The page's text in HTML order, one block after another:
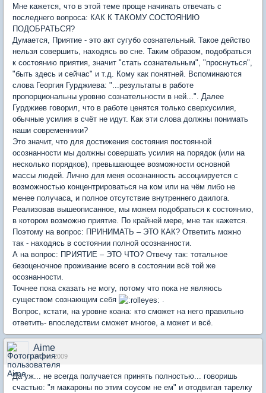
Мне кажется, что в этой теме проще начинать отвечать с
последнего вопроса: КАК К ТАКОМУ СОСТОЯНИЮ
ПОДОБРАТЬСЯ?
Думается, Приятие - это акт сугубо сознательный. Такое действо
нельзя совершить, находясь во сне. Таким образом, подобраться
к состоянию приятия, значит "стать сознательным", "проснуться",
"быть здесь и сейчас" и т.д. Кому как понятней. Вспоминаются
слова Георгия Гурджиева: "...результаты в работе
пропорциональны уровню сознательности в ней...". Далее
Гурджиев говорил, что в работе ценятся только сверхусилия,
обычные усилия в счёт не идут. Как эти слова должны понимать
наши современники?
Это значит, что для достижения состояния постоянной
осознанности мы должны совершать усилия на порядок (или на
несколько порядков), превышающее возможности основной
массы людей. Лично для меня осознанность ассоциируется с
возможностью концентрироваться на ком или на чём либо не
менее получаса, и полное отсутствие внутреннего даилога.
Реализовав вышеописанное, мы можем подобраться к состоянию,
в котором возможно приятие. По крайней мере, мне так кажется.
Поэтому на вопрос: ПРИНИМАТЬ – ЭТО КАК? Ответить можно
так - находясь в состоянии полной осознанности.
А на вопрос: ПРИЯТИЕ – ЭТО ЧТО? Отвечу так: тотальное
безоценочное проживание всего в состоянии всё той же
осознанности.
Точнее пока сказать не могу, потому что пока не являюсь
существом сознающим себя
.
Вопрос, кстати, на уровне коана: кто сможет на него правильно
ответить- впоследствии сможет многое, а может и всё.
Aime
27 окт 2009
Да уж... не всегда получается принять полностью... говоришь
счастью: "я макароны по этим соусом не ем" и отодвигая тарелку